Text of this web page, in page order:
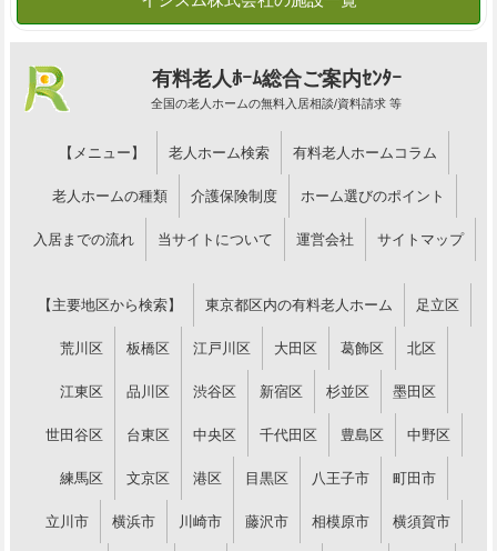
有料老人ﾎｰﾑ総合ご案内ｾﾝﾀｰ
全国の老人ホームの無料入居相談/資料請求 等
【メニュー】 老人ホーム検索 有料老人ホームコラム
老人ホームの種類 介護保険制度 ホーム選びのポイント
入居までの流れ 当サイトについて 運営会社 サイトマップ
【主要地区から検索】 東京都区内の有料老人ホーム 足立区
荒川区 板橋区 江戸川区 大田区 葛飾区 北区
江東区 品川区 渋谷区 新宿区 杉並区 墨田区
世田谷区 台東区 中央区 千代田区 豊島区 中野区
練馬区 文京区 港区 目黒区 八王子市 町田市
立川市 横浜市 川崎市 藤沢市 相模原市 横須賀市